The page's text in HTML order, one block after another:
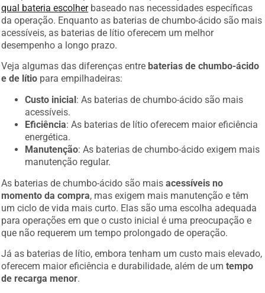
qual bateria escolherbaseado nas necessidades específicas
da operação. Enquanto as baterias de chumbo-ácido são mais
acessíveis, as baterias de lítio oferecem um melhor
desempenho a longo prazo.
Veja algumas das diferenças entre baterias de chumbo-ácido
e de lítio para empilhadeiras:
Custo inicial: As baterias de chumbo-ácido são mais
acessíveis.
Eficiência: As baterias de lítio oferecem maior eficiência
energética.
Manutenção: As baterias de chumbo-ácido exigem mais
manutenção regular.
As baterias de chumbo-ácido são maisacessíveis no
momento da compra, mas exigem mais manutenção e têm
um ciclo de vida mais curto. Elas são uma escolha adequada
para operações em que o custo inicial é uma preocupação e
que não requerem um tempo prolongado de operação.
Já as baterias de lítio, embora tenham um custo mais elevado,
oferecem maior eficiência e durabilidade, além de umtempo
de recarga menor.